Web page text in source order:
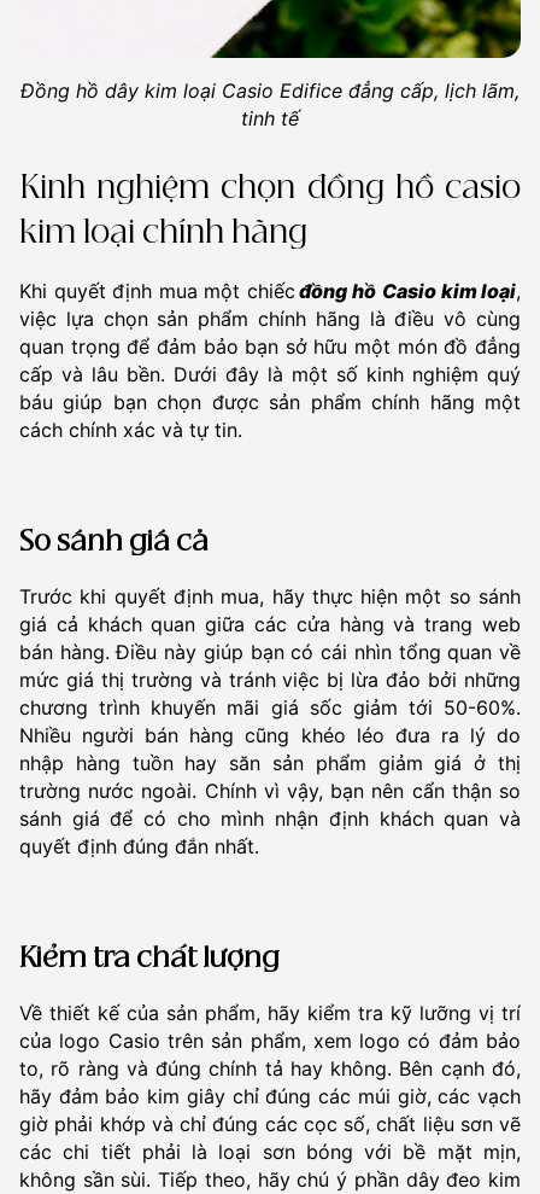
Đồng hồ dây kim loại Casio Edifice đẳng cấp, lịch lãm,
tinh tế
Kinh nghiệm chọn đồng hồ casio
kim loại chính hãng
Khi quyết định mua một chiếc đồng hồ Casio kim loại,
việc lựa chọn sản phẩm chính hãng là điều vô cùng
quan trọng để đảm bảo bạn sở hữu một món đồ đẳng
cấp và lâu bền. Dưới đây là một số kinh nghiệm quý
báu giúp bạn chọn được sản phẩm chính hãng một
cách chính xác và tự tin.
So sánh giá cả
Trước khi quyết định mua, hãy thực hiện một so sánh
giá cả khách quan giữa các cửa hàng và trang web
bán hàng. Điều này giúp bạn có cái nhìn tổng quan về
mức giá thị trường và tránh việc bị lừa đảo bởi những
chương trình khuyến mãi giá sốc giảm tới 50-60%.
Nhiều người bán hàng cũng khéo léo đưa ra lý do
nhập hàng tuồn hay săn sản phẩm giảm giá ở thị
trường nước ngoài. Chính vì vậy, bạn nên cẩn thận so
sánh giá để có cho mình nhận định khách quan và
quyết định đúng đắn nhất.
Kiểm tra chất lượng
Về thiết kế của sản phẩm, hãy kiểm tra kỹ lưỡng vị trí
của logo Casio trên sản phẩm, xem logo có đảm bảo
to, rõ ràng và đúng chính tả hay không. Bên cạnh đó,
hãy đảm bảo kim giây chỉ đúng các múi giờ, các vạch
giờ phải khớp và chỉ đúng các cọc số, chất liệu sơn vẽ
các chi tiết phải là loại sơn bóng với bề mặt mịn,
không sần sùi. Tiếp theo, hãy chú ý phần dây đeo kim